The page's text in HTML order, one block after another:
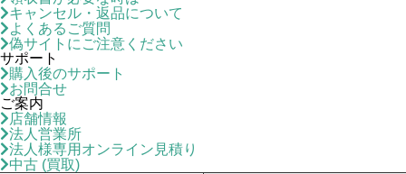
キャンセル・返品について
よくあるご質問
偽サイトにご注意ください
サポート
購入後のサポート
お問合せ
ご案内
店舗情報
法人営業所
法人様専用オンライン見積り
中古 (買取)